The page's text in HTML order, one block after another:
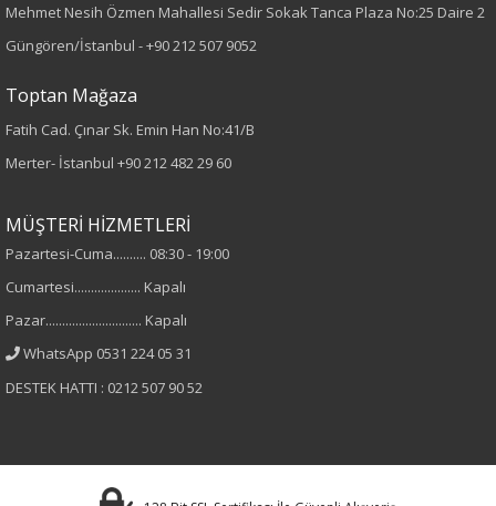
Kumaş Tipi
Dokuma
Desen
Kumaş
%100 Tensel
Kadın
Mehmet Nesih Özmen Mahallesi Sedir Sokak Tanca Plaza No:25 Daire 2
Güngören/İstanbul -+90 212 507 9052
Toptan Mağaza
Fatih Cad. Çınar Sk. Emin Han No:41/B
Merter- İstanbul +90 212 482 29 60
MÜŞTERİ HİZMETLERİ
Pazartesi-Cuma.......... 08:30 - 19:00
Cumartesi.................... Kapalı
Pazar............................. Kapalı
WhatsApp 0531 224 05 31
DESTEK HATTI : 0212 507 90 52